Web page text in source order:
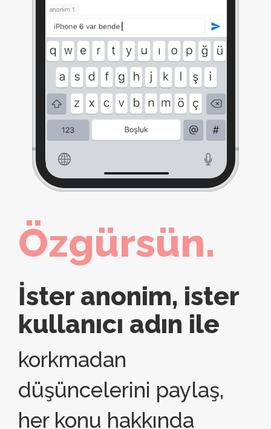
Özgürsün.
İster anonim, ister
kullanıcı adın ile
korkmadan
düşüncelerini paylaş,
her konu hakkında